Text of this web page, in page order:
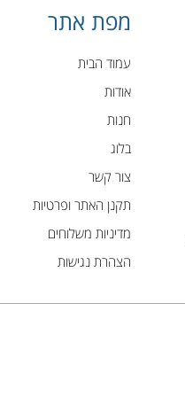
מפת אתר
עמוד הבית
אודות
חנות
בלוג
צור קשר
תקנן האתר ופרטיות
מדיניות משלוחים
הצהרת נגישות